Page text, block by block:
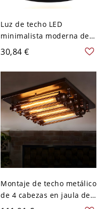
Luz de techo LED
minimalista moderna de
aluminio lacado con
pantalla acrílica - Negro
110 A 120 V Blanco
30,84 €
Montaje de techo metálico
de 4 cabezas en jaula de
tubo negro industrial